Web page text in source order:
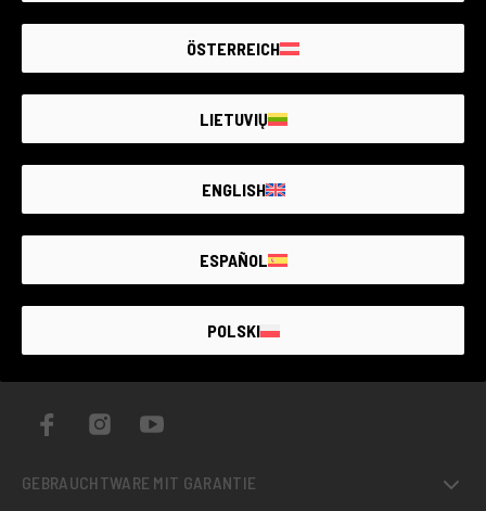
DER GRÖSSTE MARKT FÜR
GEBRAUCHTEFOTOGERÄTE MIT
BIS ZU 4 JAHRENGARANTIE
GEBRAUCHTWARE MIT GARANTIE
ÖSTERREICH
LIETUVIŲ
ENGLISH
ESPAÑOL
POLSKI